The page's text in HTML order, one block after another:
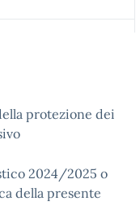
protezione dei
2024/2025 o
della presente